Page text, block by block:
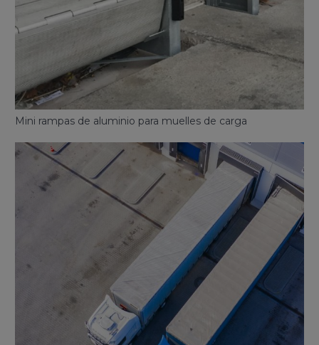
Mini rampas de aluminio para muelles de carga